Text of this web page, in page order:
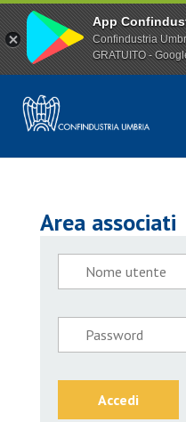
Area associati
Accedi
App
Confindustria
GRATUITO -